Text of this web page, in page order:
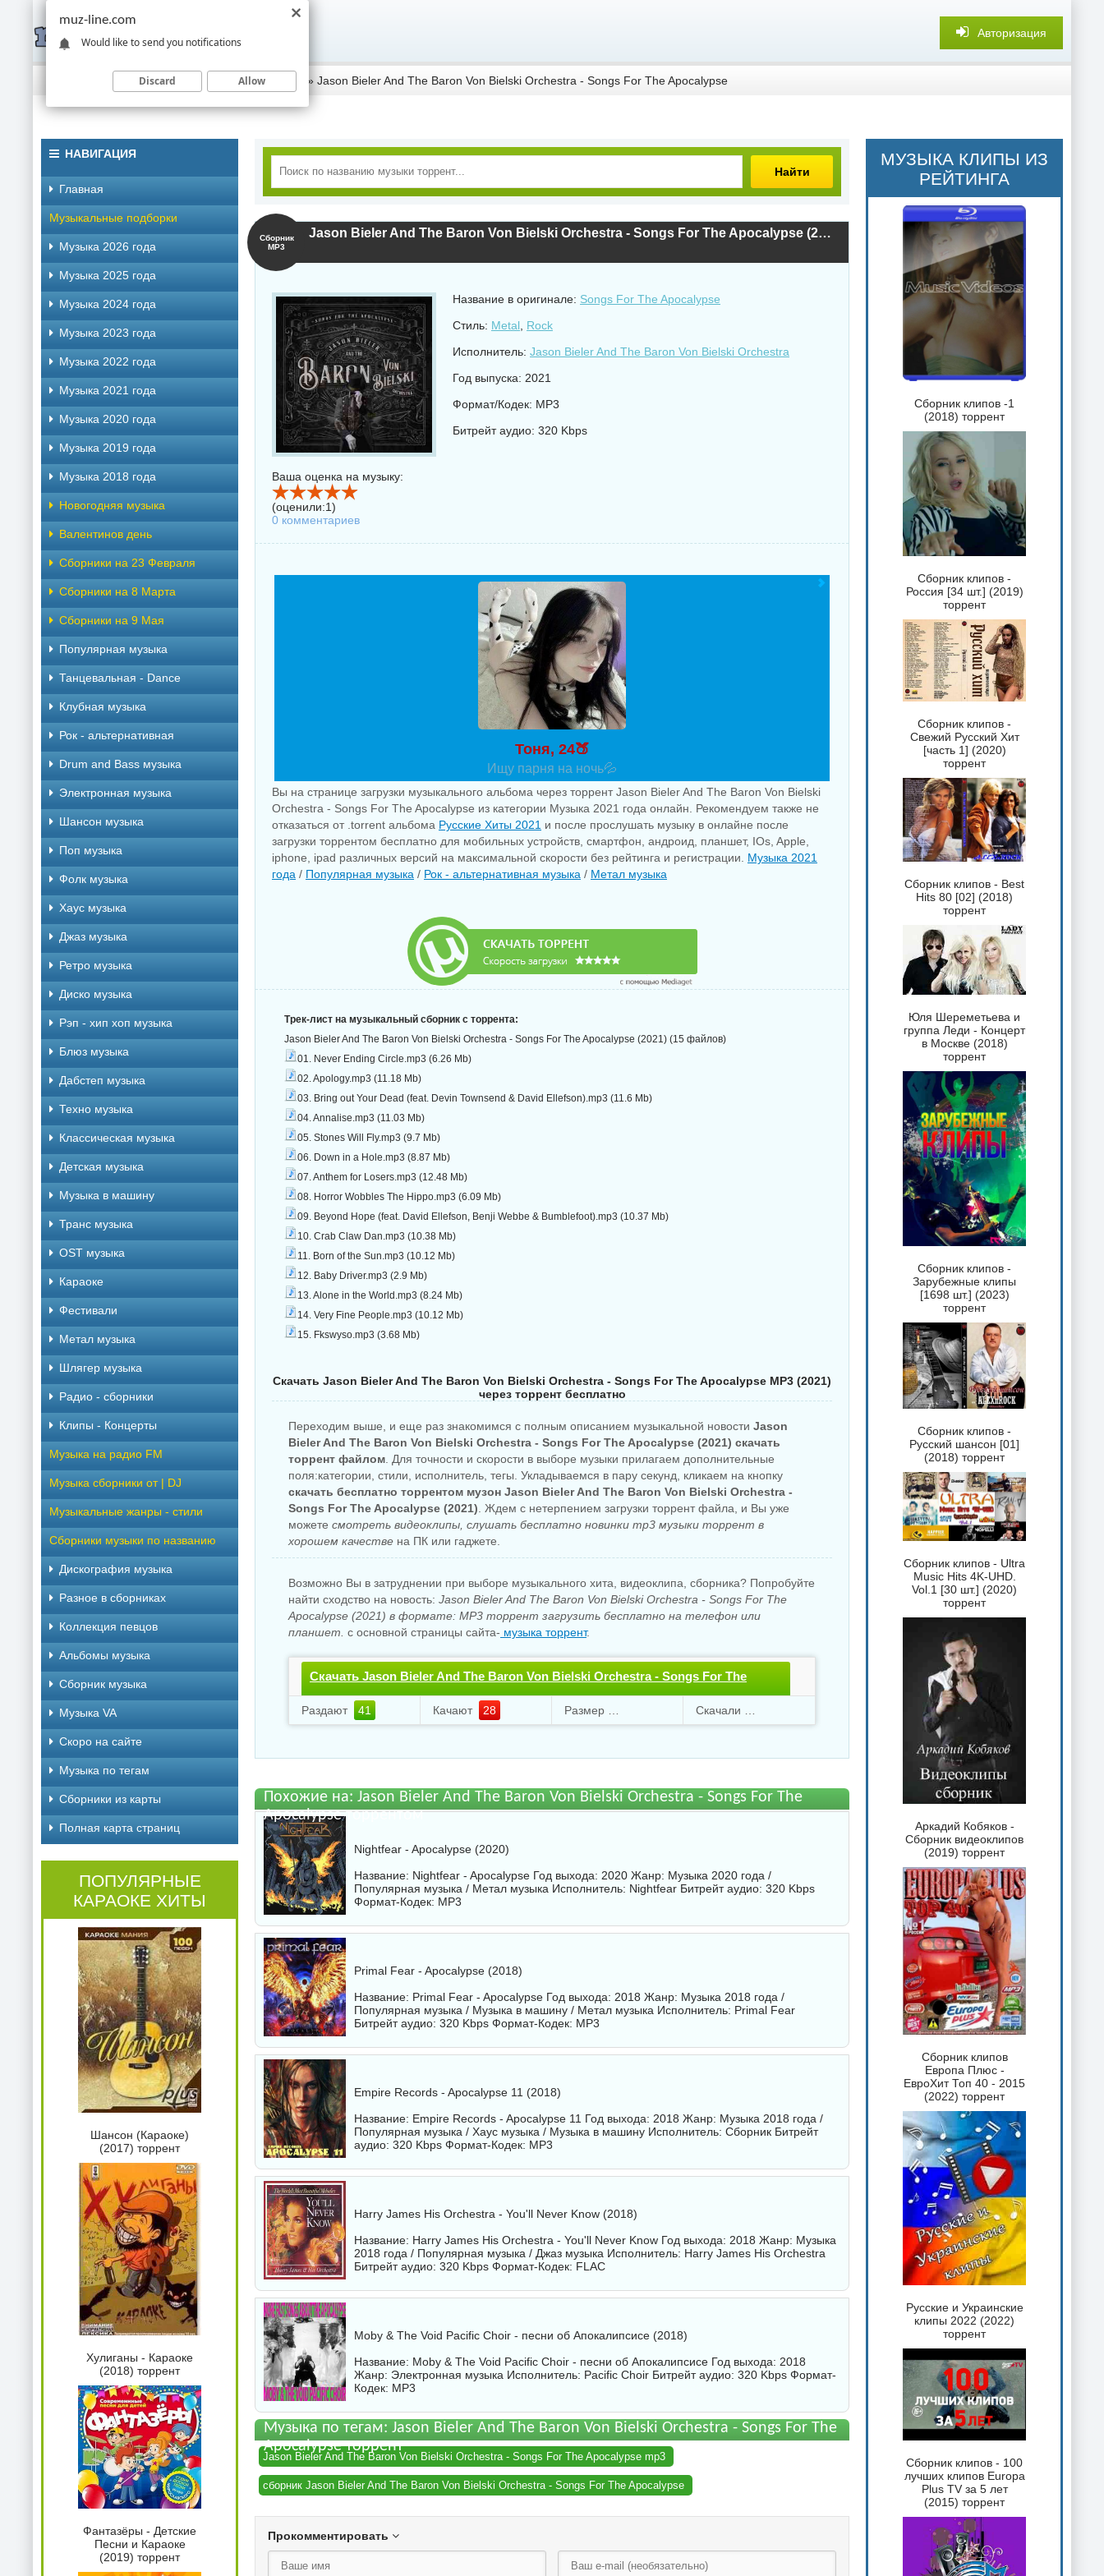
Авторизация
Скачать музыку торрентом Музыка 2021 года » Jason Bieler And The Baron Von Bielski Orchestra - Songs For The Apocalypse
Найти
Jason Bieler And The Baron Von Bielski Orchestra - Songs For The Apocalypse (2021) скачать торрент
Сборник
MP3
Ваша оценка на музыку:
(оценили:1)
0 комментариев
Название в оригинале: Songs For The Apocalypse
Стиль: Metal Rock
Исполнитель: Jason Bieler And The Baron Von Bielski Orchestra
Год выпуска: 2021
Формат/Кодек: MP3
Битрейт аудио: 320 Kbps
Тоня, 24🍑
Ищу парня на ночь💦
Вы на странице загрузки музыкального альбома через торрент Jason Bieler And The Baron Von Bielski
Orchestra - Songs For The Apocalypse из категории Музыка 2021 года онлайн. Рекомендуем также не
отказаться от .torrent альбома Русские Хиты 2021 и после прослушать музыку в онлайне после
загрузки торрентом бесплатно для мобильных устройств, смартфон, андроид, планшет, IOs, Apple,
iphone, ipad различных версий на максимальной скорости без рейтинга и регистрации. Музыка 2021
года / Популярная музыка / Рок - альтернативная музыка / Метал музыка
Трек-лист на музыкальный сборник с торрента:
Jason Bieler And The Baron Von Bielski Orchestra - Songs For The Apocalypse (2021) (15 файлов)
01. Never Ending Circle.mp3 (6.26 Mb)
02. Apology.mp3 (11.18 Mb)
03. Bring out Your Dead (feat. Devin Townsend & David Ellefson).mp3 (11.6 Mb)
04. Annalise.mp3 (11.03 Mb)
05. Stones Will Fly.mp3 (9.7 Mb)
06. Down in a Hole.mp3 (8.87 Mb)
07. Anthem for Losers.mp3 (12.48 Mb)
08. Horror Wobbles The Hippo.mp3 (6.09 Mb)
09. Beyond Hope (feat. David Ellefson, Benji Webbe & Bumblefoot).mp3 (10.37 Mb)
10. Crab Claw Dan.mp3 (10.38 Mb)
11. Born of the Sun.mp3 (10.12 Mb)
12. Baby Driver.mp3 (2.9 Mb)
13. Alone in the World.mp3 (8.24 Mb)
14. Very Fine People.mp3 (10.12 Mb)
15. Fkswyso.mp3 (3.68 Mb)
Скачать Jason Bieler And The Baron Von Bielski Orchestra - Songs For The Apocalypse MP3 (2021)
через торрент бесплатно
Переходим выше, и еще раз знакомимся с полным описанием музыкальной новости Jason
Bieler And The Baron Von Bielski Orchestra - Songs For The Apocalypse (2021) скачать
торрент файлом . Для точности и скорости в выборе музыки прилагаем дополнительные
поля:категории, стили, исполнитель, тегы. Укладываемся в пару секунд, кликаем на кнопку
скачать бесплатно торрентом музон Jason Bieler And The Baron Von Bielski Orchestra -
Songs For The Apocalypse (2021) . Ждем с нетерпением загрузки торрент файла, и Вы уже
можете смотреть видеоклипы, слушать бесплатно новинки mp3 музыки торрент в
хорошем качестве на ПК или гаджете.
Возможно Вы в затруднении при выборе музыкального хита, видеоклипа, сборника? Попробуйте
найти сходство на новость: Jason Bieler And The Baron Von Bielski Orchestra - Songs For The
Apocalypse (2021) в формате: MP3 торрент загрузить бесплатно на телефон или
планшет. с основной страницы сайта- музыка торрент.
Скачать Jason Bieler And The Baron Von Bielski Orchestra - Songs For The
Apocalypse.torrent файл бесплатно
Раздают 41 Качают 28
Похожие на: Jason Bieler And The Baron Von Bielski Orchestra - Songs For The
Apocalypse торрентом
Nightfear - Apocalypse (2020)
Название: Nightfear - Apocalypse Год выхода: 2020 Жанр: Музыка 2020 года /
Популярная музыка / Метал музыка Исполнитель: Nightfear Битрейт аудио: 320 Kbps
Формат-Кодек: MP3
Primal Fear - Apocalypse (2018)
Название: Primal Fear - Apocalypse Год выхода: 2018 Жанр: Музыка 2018 года /
Популярная музыка / Музыка в машину / Метал музыка Исполнитель: Primal Fear
Битрейт аудио: 320 Kbps Формат-Кодек: MP3
Empire Records - Apocalypse 11 (2018)
Название: Empire Records - Apocalypse 11 Год выхода: 2018 Жанр: Музыка 2018 года /
Популярная музыка / Хаус музыка / Музыка в машину Исполнитель: Сборник Битрейт
аудио: 320 Kbps Формат-Кодек: MP3
Harry James His Orchestra - You'll Never Know (2018)
Название: Harry James His Orchestra - You'll Never Know Год выхода: 2018 Жанр: Музыка
2018 года / Популярная музыка / Джаз музыка Исполнитель: Harry James His Orchestra
Битрейт аудио: 320 Kbps Формат-Кодек: FLAC
Moby & The Void Pacific Choir - песни об Апокалипсисе (2018)
Название: Moby & The Void Pacific Choir - песни об Апокалипсисе Год выхода: 2018
Жанр: Электронная музыка Исполнитель: Pacific Choir Битрейт аудио: 320 Kbps Формат-
Кодек: MP3
Музыка по тегам: Jason Bieler And The Baron Von Bielski Orchestra - Songs For The
Apocalypse торрент
Jason Bieler And The Baron Von Bielski Orchestra - Songs For The Apocalypse mp3
сборник Jason Bieler And The Baron Von Bielski Orchestra - Songs For The Apocalypse
Прокомментировать
НАВИГАЦИЯ
Главная
Музыкальные подборки
Музыка 2026 года
Музыка 2025 года
Музыка 2024 года
Музыка 2023 года
Музыка 2022 года
Музыка 2021 года
Музыка 2020 года
Музыка 2019 года
Музыка 2018 года
Новогодняя музыка
Валентинов день
Сборники на 23 Февраля
Сборники на 8 Марта
Сборники на 9 Мая
Популярная музыка
Танцевальная - Dance
Клубная музыка
Рок - альтернативная
Drum and Bass музыка
Электронная музыка
Шансон музыка
Поп музыка
Фолк музыка
Хаус музыка
Джаз музыка
Ретро музыка
Диско музыка
Рэп - хип хоп музыка
Блюз музыка
Дабстеп музыка
Техно музыка
Классическая музыка
Детская музыка
Музыка в машину
Транс музыка
OST музыка
Караоке
Фестивали
Метал музыка
Шлягер музыка
Радио - сборники
Клипы - Концерты
Музыка на радио FM
Музыка сборники от | DJ
Музыкальные жанры - стили
Сборники музыки по названию
Дискография музыка
Разное в сборниках
Коллекция певцов
Альбомы музыка
Сборник музыка
Музыка VA
Скоро на сайте
Музыка по тегам
Cборники из карты
Полная карта страниц
ПОПУЛЯРНЫЕ
КАРАОКЕ ХИТЫ
Шансон (Караоке)
(2017) торрент
Хулиганы - Караоке
(2018) торрент
Фантазёры - Детские
Песни и Караоке
(2019) торрент
МУЗЫКА КЛИПЫ ИЗ
РЕЙТИНГА
Сборник клипов -1
(2018) торрент
Сборник клипов -
Россия [34 шт.] (2019)
торрент
Сборник клипов -
Свежий Русский Хит
[часть 1] (2020)
торрент
Сборник клипов - Best
Hits 80 [02] (2018)
торрент
Юля Шереметьева и
группа Леди - Концерт
в Москве (2018)
торрент
Сборник клипов -
Зарубежные клипы
[1698 шт.] (2023)
торрент
Сборник клипов -
Русский шансон [01]
(2018) торрент
Сборник клипов - Ultra
Music Hits 4K-UHD.
Vol.1 [30 шт.] (2020)
торрент
Аркадий Кобяков -
Сборник видеоклипов
(2019) торрент
Сборник клипов
Европа Плюс -
ЕвроХит Топ 40 - 2015
(2022) торрент
Русские и Украинские
клипы 2022 (2022)
торрент
Сборник клипов - 100
лучших клипов Europa
Plus TV за 5 лет
(2015) торрент
muz-line.com
Would like to send you notifications
Discard Allow